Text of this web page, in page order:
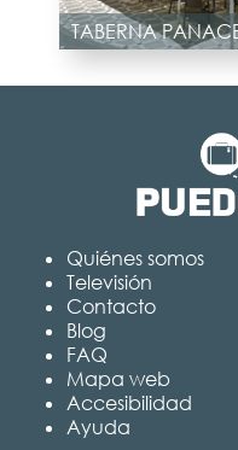
TABERNA
Quiénes somos
Televisión
Contacto
Blog
FAQ
Mapa web
Accesibilidad
Ayuda